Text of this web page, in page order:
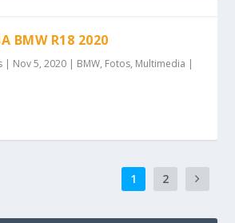
BMW R18 2020
| Nov 5, 2020 | BMW, Fotos, Multimedia |
1 2